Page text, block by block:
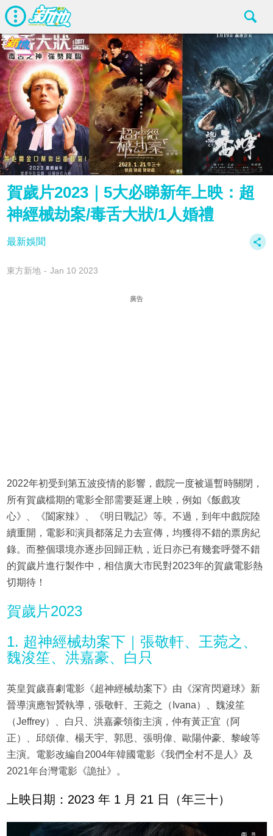
賀歲片2023｜5大必睇新年上映：超
神經械劫案/毒舌大狀/1人婚禮
最新娛聞
東方新地 Jan 10 2023
廣告
2022年初受到第五波疫情的影響，戲院一度被逼暫時關閉，
所有賀歲檔期的電影全部需要延遲上映，例如《飯戲攻
心》、《闔家辣》、《明日戰記》等。不過，到年中戲院陸
續重開，電影和演員都落足力去宣傳，均獲得不錯的票房紀
錄。而整個環境亦逐步回歸正軌，近日亦已有幾套呼聲不錯
的賀歲片進行製作中，相信廣大市民對2023年的賀歲電影熱
切期待！
賀歲片2023
1. 超神經械劫案下｜張敬軒、王菀之、
魏浚笙、洪嘉豪、白只
英皇賀歲喜劇電影《超神經械劫案下》由《深宵閃避球》新
晉導演應智贇執導，張敬軒、王菀之（Ivana）、魏浚笙
（Jeffrey）、白只、洪嘉豪領銜主演，仲有黃正宜（阿
正）、邱頌偉、楊天宇、郭思、張明偉、歐陽仲豪、黎峻等
主演。電影改編自2004年韓國電影《我們全村不是人》及
2021年台灣電影《詭扯》。
上映日期：2023 年 1 月 21 日（年三十）